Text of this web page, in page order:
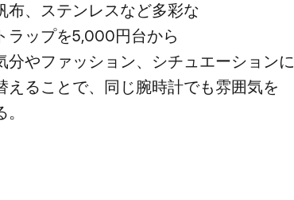
布、​ステンレスなど​多彩な​
ラップを​5,000円台から​
や​ファッション、​シチュエーションに​
る​ことで、​同じ​腕時計でも​雰囲気を​